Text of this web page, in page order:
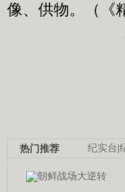
像、供物。（《
纪实台
热门推荐